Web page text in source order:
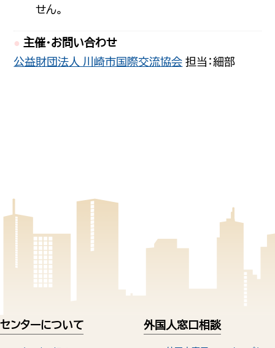
せん。
主催・お問い合わせ
公益財団法人 川崎市国際交流協会担当：細部
センターについて 外国人窓口相談